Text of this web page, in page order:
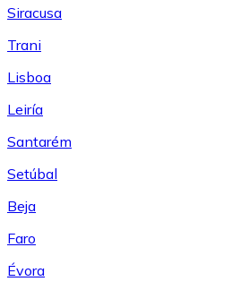
Siracusa
Trani
Lisboa
Leiría
Santarém
Setúbal
Beja
Faro
Évora